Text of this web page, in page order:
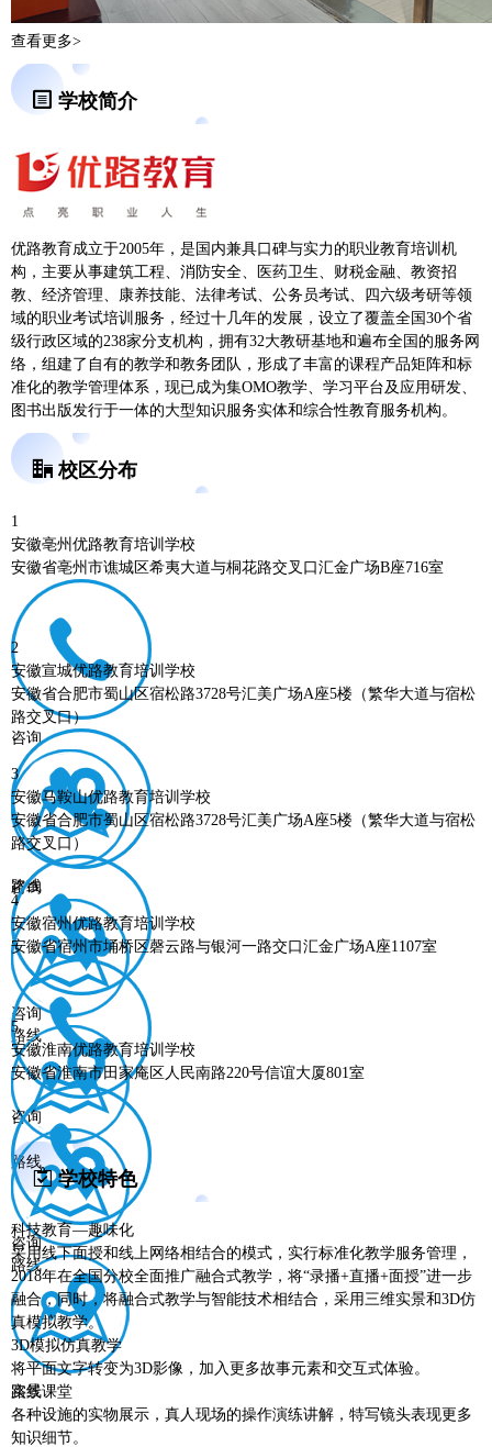
查看更多>
学校简介
优路教育成立于2005年，是国内兼具口碑与实力的职业教育培训机
构，主要从事建筑工程、消防安全、医药卫生、财税金融、教资招
教、经济管理、康养技能、法律考试、公务员考试、四六级考研等领
域的职业考试培训服务，经过十几年的发展，设立了覆盖全国30个省
级行政区域的238家分支机构，拥有32大教研基地和遍布全国的服务网
络，组建了自有的教学和教务团队，形成了丰富的课程产品矩阵和标
准化的教学管理体系，现已成为集OMO教学、学习平台及应用研发、
图书出版发行于一体的大型知识服务实体和综合性教育服务机构。
校区分布
1
安徽亳州优路教育培训学校
安徽省亳州市谯城区希夷大道与桐花路交叉口汇金广场B座716室
咨询
路线
2
安徽宣城优路教育培训学校
安徽省合肥市蜀山区宿松路3728号汇美广场A座5楼（繁华大道与宿松
路交叉口）
咨询
路线
3
安徽马鞍山优路教育培训学校
安徽省合肥市蜀山区宿松路3728号汇美广场A座5楼（繁华大道与宿松
路交叉口）
咨询
路线
4
安徽宿州优路教育培训学校
安徽省宿州市埇桥区磬云路与银河一路交口汇金广场A座1107室
咨询
路线
5
安徽淮南优路教育培训学校
安徽省淮南市田家庵区人民南路220号信谊大厦801室
咨询
路线
学校特色
科技教育—趣味化
采用线下面授和线上网络相结合的模式，实行标准化教学服务管理，
2018年在全国分校全面推广融合式教学，将“录播+直播+面授”进一步
融合，同时，将融合式教学与智能技术相结合，采用三维实景和3D仿
真模拟教学。
3D模拟仿真教学
将平面文字转变为3D影像，加入更多故事元素和交互式体验。
实景课堂
各种设施的实物展示，真人现场的操作演练讲解，特写镜头表现更多
知识细节。